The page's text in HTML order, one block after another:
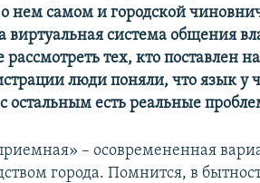
нем самом и городской
виртуальная система общения
тех, кто поставлен
люди поняли, что язык у
остальным есть реальные
– осовремененная
города. Помнится, в